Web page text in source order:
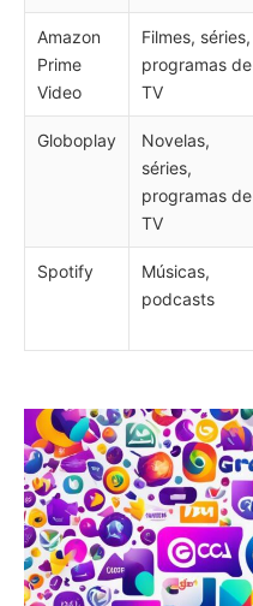
Amazon
Prime
Video
Filmes, séries,
programas de
TV
Globoplay
Novelas,
séries,
programas de
TV
Spotify
Músicas,
podcasts